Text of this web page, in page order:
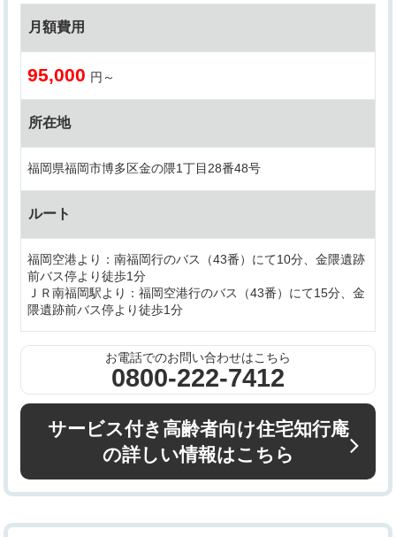
月額費用
95,000 円～
所在地
福岡県福岡市博多区金の隈1丁目28番48号
ルート
福岡空港より：南福岡行のバス（43番）にて10分、金隈遺跡
前バス停より徒歩1分
ＪＲ南福岡駅より：福岡空港行のバス（43番）にて15分、金
隈遺跡前バス停より徒歩1分
お電話でのお問い合わせはこちら
0800-222-7412
サービス付き高齢者向け住宅知行庵
の詳しい情報はこちら